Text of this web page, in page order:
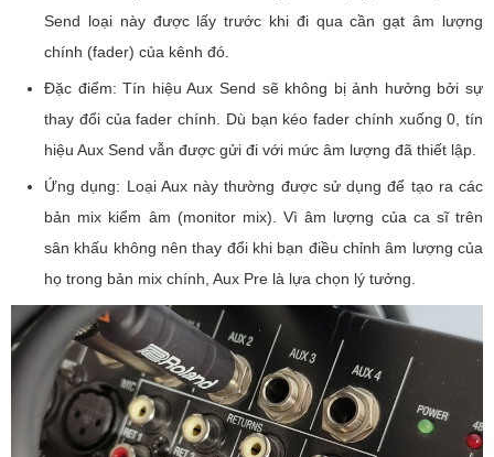
Send loại này được lấy trước khi đi qua cần gạt âm lượng
chính (fader) của kênh đó.
Đặc điểm: Tín hiệu Aux Send sẽ không bị ảnh hưởng bởi sự
thay đổi của fader chính. Dù bạn kéo fader chính xuống 0, tín
hiệu Aux Send vẫn được gửi đi với mức âm lượng đã thiết lập.
Ứng dụng: Loại Aux này thường được sử dụng để tạo ra các
bản mix kiểm âm (monitor mix). Vì âm lượng của ca sĩ trên
sân khấu không nên thay đổi khi bạn điều chỉnh âm lượng của
họ trong bản mix chính, Aux Pre là lựa chọn lý tưởng.